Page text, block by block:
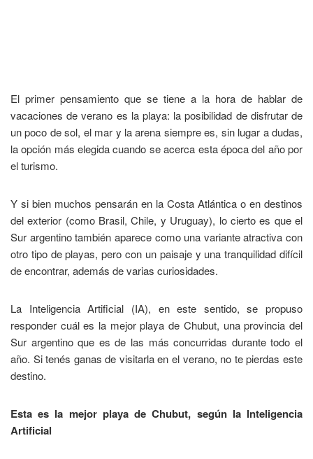
El primer pensamiento que se tiene a la hora de hablar de
vacaciones de verano es la playa: la posibilidad de disfrutar de
un poco de sol, el mar y la arena siempre es, sin lugar a dudas,
la opción más elegida cuando se acerca esta época del año por
el turismo.
Y si bien muchos pensarán en la Costa Atlántica o en destinos
del exterior (como Brasil, Chile, y Uruguay), lo cierto es que el
Sur argentino también aparece como una variante atractiva con
otro tipo de playas, pero con un paisaje y una tranquilidad difícil
de encontrar, además de varias curiosidades.
La Inteligencia Artificial (IA), en este sentido, se propuso
responder cuál es la mejor playa de Chubut, una provincia del
Sur argentino que es de las más concurridas durante todo el
año. Si tenés ganas de visitarla en el verano, no te pierdas este
destino.
Esta es la mejor playa de Chubut, según la Inteligencia
Artificial